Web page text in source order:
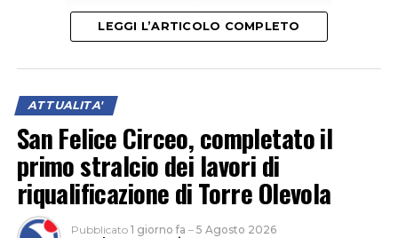
LEGGI L’ARTICOLO COMPLETO
ATTUALITA'
San Felice Circeo, completato il
primo stralcio dei lavori di
riqualificazione di Torre Olevola
Pubblicato 1 giorno fa – 5 Agosto 2026